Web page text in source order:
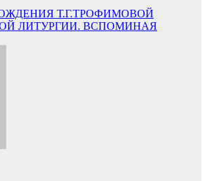
Т.Г.ТРОФИМОВОЙ
ЛИТУРГИИ. ВСПОМИНАЯ